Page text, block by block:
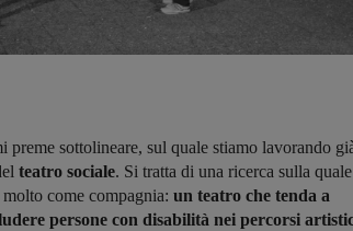
preme sottolineare, sul quale stiamo lavorando
teatro sociale. Si tratta di una ricerca sulla quale
come compagnia: un teatro che tenda a
persone con disabilità nei percorsi